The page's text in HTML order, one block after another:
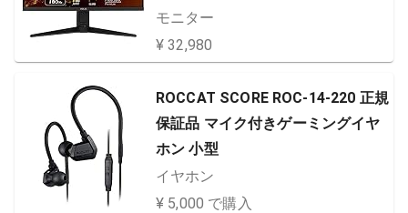
F Gaming 高さ調整 縦横回転 VG27
9QL1A
モニター
¥ 32,980
ROCCAT SCORE ROC-14-220 正規
保証品 マイク付きゲーミングイヤ
ホン 小型
イヤホン
¥ 5,000 で購入